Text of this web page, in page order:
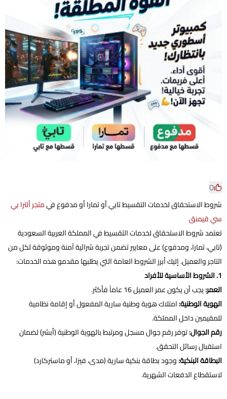
0
شروط الاستحقاق لخدمات التقسيط تابي أو تمارا أو مدفوع فيمتجر ألترا بي
سي قيمنق
تعتمد شروط الاستحقاق لخدمات التقسيط في المملكة العربية السعودية
(تابي، تمارا، ومدفوع) على معايير تضمن تجربة شرائية آمنة وموثوقة لكل من
التاجر والعميل. إليك أبرز الشروط العامة التي يطلبها مقدمو هذه الخدمات:
1. الشروط الأساسية للأفراد
العمر:يجب أن يكون عمر العميل 16 عاماً فأكثر.
الهوية الوطنية:امتلاك هوية وطنية سارية المفعول أو إقامة نظامية
للمقيمين داخل المملكة.
رقم الجوال:توفر رقم جوال مسجل ومرتبط بالهوية الوطنية (أبشر) لضمان
استقبال رسائل التحقق.
البطاقة البنكية:وجود بطاقة بنكية سارية (مدى، فيزا، أو ماستركارد)
لاستقطاع الدفعات الشهرية.